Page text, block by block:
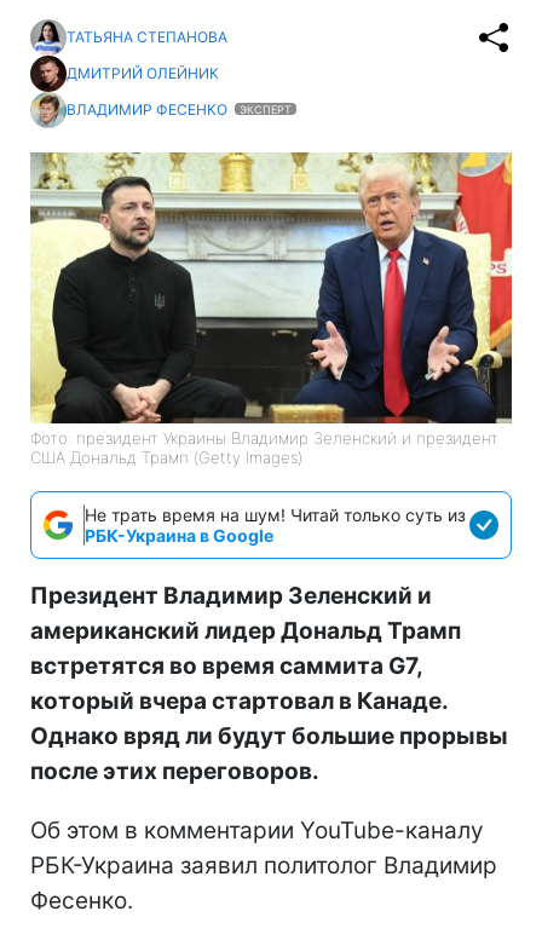
ТАТЬЯНА СТЕПАНОВА
ДМИТРИЙ ОЛЕЙНИК
ВЛАДИМИР ФЕСЕНКО
ЭКСПЕРТ
Фото: президент Украины Владимир Зеленский и президент
США Дональд Трамп (Getty Images)
Не трать время на шум! Читай только суть из
РБК-Украина в Google
Президент Владимир Зеленский и
американский лидер Дональд Трамп
встретятся во время саммита G7,
который вчера стартовал в Канаде.
Однако вряд ли будут большие прорывы
после этих переговоров.
Об этом в комментарии YouTube-каналу
РБК-Украина заявил политолог Владимир
Фесенко.